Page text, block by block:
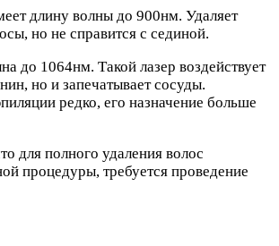
длину волны до 900нм. Удаляет
но не справится с сединой.
до 1064нм. Такой лазер воздействует
но и запечатывает сосуды.
редко, его назначение больше
для полного удаления волос
процедуры, требуется проведение